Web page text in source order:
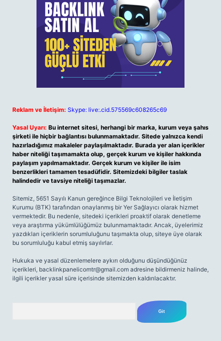
Reklam ve İletişim: Skype: live:.cid.575569c608265c69
Yasal Uyarı: Bu internet sitesi, herhangi bir marka, kurum veya şahıs
şirketi ile hiçbir bağlantısı bulunmamaktadır. Sitede yalnızca kendi
hazırladığımız makaleler paylaşılmaktadır. Burada yer alan içerikler
haber niteliği taşımamakta olup, gerçek kurum ve kişiler hakkında
paylaşım yapılmamaktadır. Gerçek kurum ve kişiler ile isim
benzerlikleri tamamen tesadüfidir. Sitemizdeki bilgiler taslak
halindedir ve tavsiye niteliği taşımazlar.
Sitemiz, 5651 Sayılı Kanun gereğince Bilgi Teknolojileri ve İletişim
Kurumu (BTK) tarafından onaylanmış bir Yer Sağlayıcı olarak hizmet
vermektedir. Bu nedenle, sitedeki içerikleri proaktif olarak denetleme
veya araştırma yükümlülüğümüz bulunmamaktadır. Ancak, üyelerimiz
yazdıkları içeriklerin sorumluluğunu taşımakta olup, siteye üye olarak
bu sorumluluğu kabul etmiş sayılırlar.
Hukuka ve yasal düzenlemelere aykırı olduğunu düşündüğünüz
içerikleri, backlinkpanelicomtr@gmail.com adresine bildirmeniz halinde,
ilgili içerikler yasal süre içerisinde sitemizden kaldırılacaktır.